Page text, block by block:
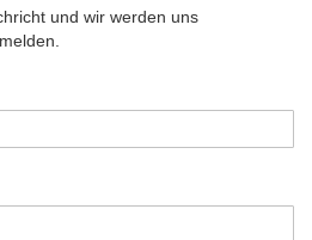
und wir werden uns